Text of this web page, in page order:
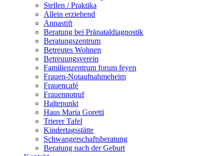
Stellen / Praktika
Allein erziehend
Annastift
Beratung bei Pränataldiagnostik
Beratungszentrum
Betreutes Wohnen
Betreuungsverein
Familienzentrum forum feyen
Frauen-Notaufnahmeheim
Frauencafé
Frauennotruf
Haltepunkt
Haus Maria Goretti
Trierer Tafel
Kindertagsstätte
Schwangerschaftsberatung
Beratung nach der Geburt